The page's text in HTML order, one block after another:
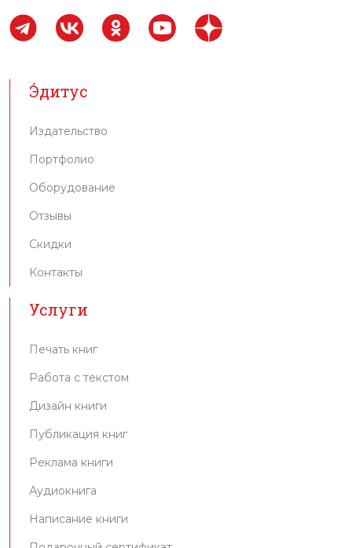
Э́дитус
Издательство
Портфолио
Оборудование
Отзывы
Скидки
Контакты
Услуги
Печать книг
Работа с текстом
Дизайн книги
Публикация книг
Реклама книги
Аудиокнига
Написание книги